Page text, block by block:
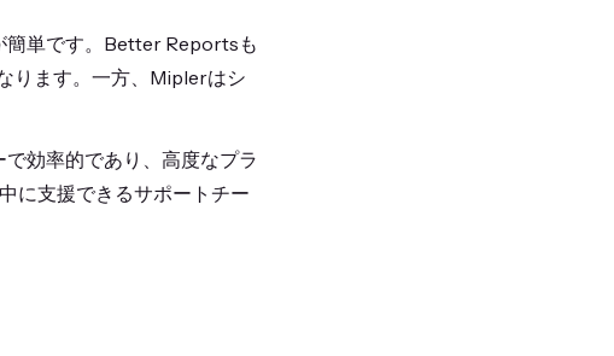
簡単です。Better Reportsも
ります。一方、Miplerはシ
効率的であり、高度なプラ
に支援できるサポートチー